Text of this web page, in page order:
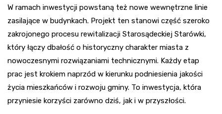
W ramach inwestycji powstaną też nowe wewnętrzne linie
zasilające w budynkach. Projekt ten stanowi część szeroko
zakrojonego procesu rewitalizacji Starosądeckiej Starówki,
który łączy dbałość o historyczny charakter miasta z
nowoczesnymi rozwiązaniami technicznymi. Każdy etap
prac jest krokiem naprzód w kierunku podniesienia jakości
życia mieszkańców i rozwoju gminy. To inwestycja, która
przyniesie korzyści zarówno dziś, jak i w przyszłości.